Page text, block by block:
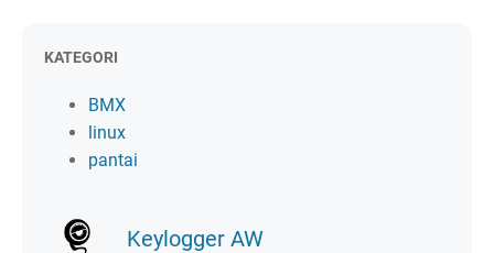
KATEGORI
BMX
linux
pantai
Keylogger AW